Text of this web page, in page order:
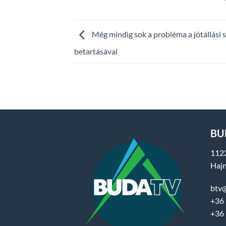
Még mindig sok a probléma a jótállási
betartásával
+36
+36